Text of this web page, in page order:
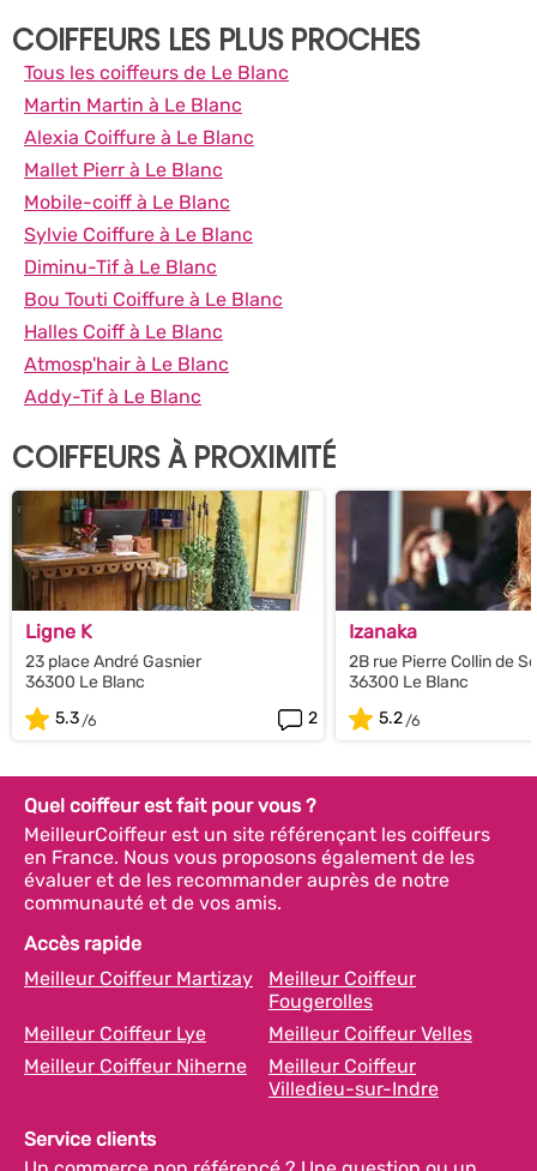
COIFFEURS LES PLUS PROCHES
Tous les coiffeurs de Le Blanc
Martin Martin à Le Blanc
Alexia Coiffure à Le Blanc
Mallet Pierr à Le Blanc
Mobile-coiff à Le Blanc
Sylvie Coiffure à Le Blanc
Diminu-Tif à Le Blanc
Bou Touti Coiffure à Le Blanc
Halles Coiff à Le Blanc
Atmosp'hair à Le Blanc
Addy-Tif à Le Blanc
COIFFEURS À PROXIMITÉ
Ligne K
23 place André Gasnier
36300 Le Blanc
5.3
2
Izanaka
2B rue Pierre Collin de
36300 Le Blanc
5.2
Quel coiffeur est fait pour vous ?
MeilleurCoiffeur est un site référençant les coiffeurs
en France. Nous vous proposons également de les
évaluer et de les recommander auprès de notre
communauté et de vos amis.
Accès rapide
Meilleur Coiffeur Martizay
Meilleur Coiffeur
Fougerolles
Meilleur Coiffeur Lye
Meilleur Coiffeur Velles
Meilleur Coiffeur Niherne
Meilleur Coiffeur
Villedieu-sur-Indre
Service clients